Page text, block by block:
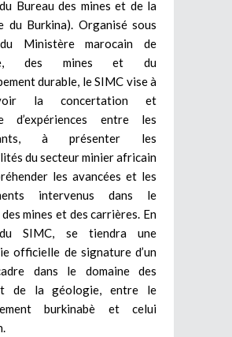
Bureau des mines et de la
du Burkina). Organisé sous
du Ministère marocain de
des mines et du
durable, le SIMC vise à
la concertation et
d’expériences entre les
à présenter les
du secteur minier africain
les avancées et les
intervenus dans le
mines et des carrières. En
SIMC, se tiendra une
officielle de signature d’un
dans le domaine des
de la géologie, entre le
burkinabè et celui